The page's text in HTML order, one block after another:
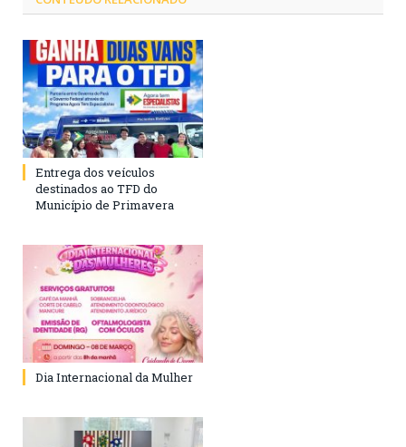
Entrega dos veículos
destinados ao TFD do
Município de Primavera
Dia Internacional da Mulher